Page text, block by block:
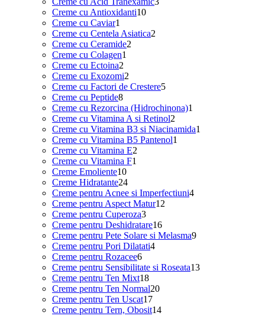
Creme cu Antioxidanti1010
Creme cu Caviar1
produs
Creme cu Centela Asiatica2
Creme cu Ceramide2
Creme cu Colagen1
Creme cu Ectoina2
produse
Creme cu Exozomi2
produse
Creme cu Factori de Crestere55
Creme cu Peptide88
produse
Creme cu Rezorcina (Hidrochinona)1
Creme cu Vitamina A si Retinol2
produse
Creme cu Vitamina B3 si Niacinamida1
Creme cu Vitamina B5 Pantenol1
Creme cu Vitamina E2
Creme cu Vitamina F1
Creme Emoliente1010
produse
Creme Hidratante2424
de
produse
Creme pentru Acnee si Imperfectiuni44
Creme pentru Aspect Matur12
Creme pentru Cuperoza33
produse
Creme pentru Deshidratare1616
produse
Creme pentru Pete Solare si Melasma99
Creme pentru Pori Dilatati44
Creme pentru Rozacee66
produse
Creme pentru Sensibilitate si Roseata1313
Creme pentru Ten Mixt1818
produse
Creme pentru Ten Normal2020
produse
Creme pentru Ten Uscat1717
produse
Creme pentru Tern, Obosit1414